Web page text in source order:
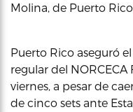
Molina, de Puerto
Puerto Rico aseguró
regular del
viernes, a pesar de
de cinco sets ante